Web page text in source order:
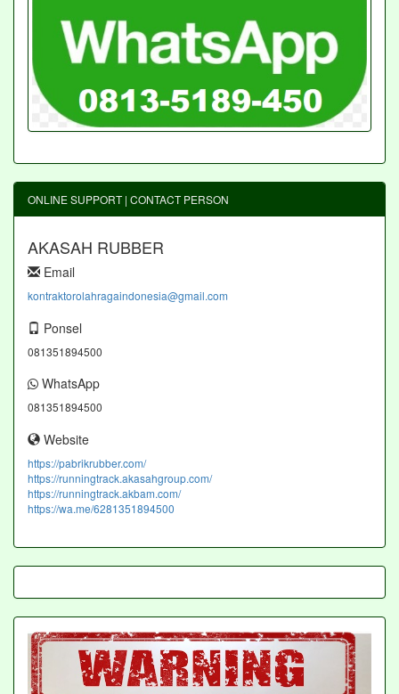
ONLINE SUPPORT | CONTACT PERSON
AKASAH RUBBER
Email
kontraktorolahragaindonesia@gmail.com
Ponsel
081351894500
WhatsApp
081351894500
Website
https://pabrikrubber.com/
https://runningtrack.akasahgroup.com/
https://runningtrack.akbam.com/
https://wa.me/6281351894500